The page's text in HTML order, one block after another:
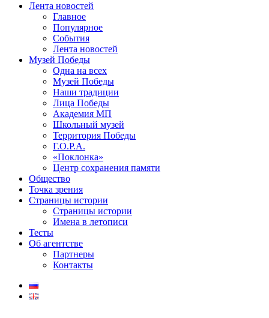
Лента новостей
Главное
Популярное
События
Лента новостей
Музей Победы
Одна на всех
Музей Победы
Наши традиции
Лица Победы
Академия МП
Школьный музей
Территория Победы
Г.О.Р.А.
«Поклонка»
Центр сохранения памяти
Общество
Точка зрения
Страницы истории
Страницы истории
Имена в летописи
Тесты
Об агентстве
Партнеры
Контакты